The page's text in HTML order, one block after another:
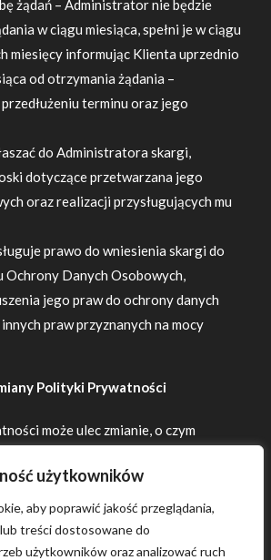
użytkowników
aby poprawić jakość przeglądania,
treści dostosowane do
użytkowników oraz analizować ruch
żądań – Administrator nie będzie
w ciągu miesiąca, spełni je w ciągu
miesięcy informując Klienta uprzednio
od otrzymania żądania –
terminu oraz jego
do Administratora skargi,
dotyczące przetwarzana jego
oraz realizacji przysługujących mu
prawo do wniesienia skargi do
Ochrony Danych Osobowych,
jego praw do ochrony danych
praw przyznanych na mocy
Polityki Prywatności
może ulec zmianie, o czym
z Polityką Prywatności prosimy
info@cozyizeria.pl